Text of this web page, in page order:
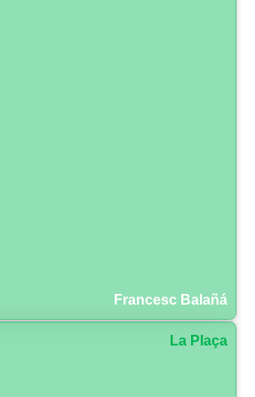
Francesc Balañá
La Plaça